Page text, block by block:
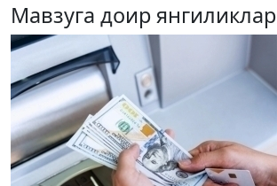
Мавзуга доир янгиликлар